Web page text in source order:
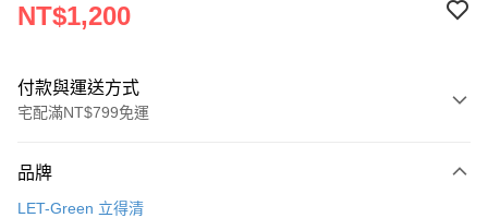
NT$1,200
付款與運送方式
宅配滿NT$799免運
icash Pay
品牌
LET-Green 立得清